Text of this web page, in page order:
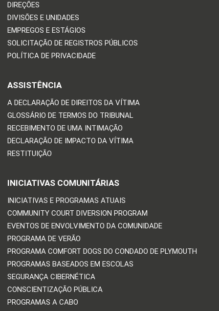
DIREÇÕES
DIVISÕES E UNIDADES
EMPREGOS E ESTÁGIOS
SOLICITAÇÃO DE REGISTROS PÚBLICOS
POLÍTICA DE PRIVACIDADE
ASSISTÊNCIA
A DECLARAÇÃO DE DIREITOS DA VÍTIMA
GLOSSÁRIO DE TERMOS DO TRIBUNAL
RECEBIMENTO DE UMA INTIMAÇÃO
DECLARAÇÃO DE IMPACTO DA VÍTIMA
RESTITUIÇÃO
INICIATIVAS COMUNITÁRIAS
INICIATIVAS E PROGRAMAS ATUAIS
COMMUNITY COURT DIVERSION PROGRAM
EVENTOS DE ENVOLVIMENTO DA COMUNIDADE
PROGRAMA DE VERÃO
PROGRAMA COMFORT DOGS DO CONDADO DE PLYMOUTH
PROGRAMAS BASEADOS EM ESCOLAS
SEGURANÇA CIBERNÉTICA
CONSCIENTIZAÇÃO PÚBLICA
PROGRAMAS A CABO